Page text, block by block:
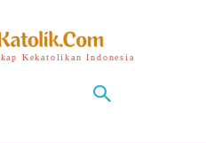
Kekatolikan Indonesia